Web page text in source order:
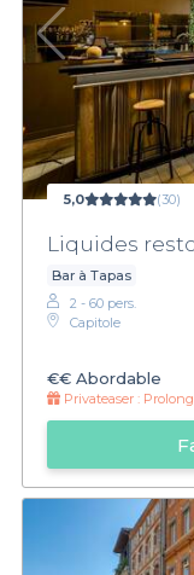
5,0 (30)
Liquides
Bar à Tapas
2 - 60 pers.
Capitole
€€ Abordable
Privateaser :